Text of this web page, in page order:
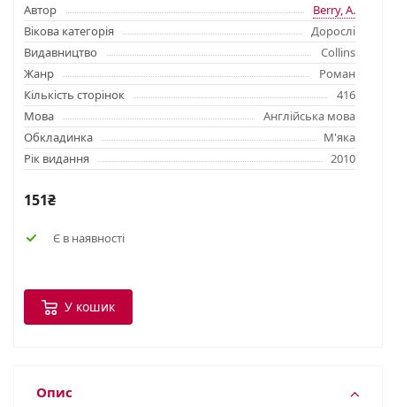
Автор
Berry, A.
Вікова категорія
Дорослі
Видавництво
Collins
Жанр
Роман
Кількість сторінок
416
Мова
Англійська мова
Обкладинка
М'яка
Рік видання
2010
151₴
Є в наявності
У кошик
Опис